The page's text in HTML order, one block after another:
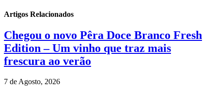
Artigos Relacionados
Chegou o novo Pêra Doce Branco Fresh
Edition – Um vinho que traz mais
frescura ao verão
7 de Agosto, 2026